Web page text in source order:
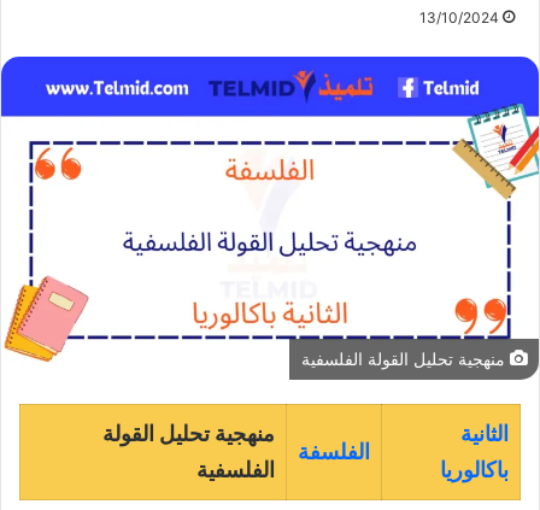
13/10/2024
منهجية تحليل القولة الفلسفية
الثانية
باكالوريا
الفلسفة
منهجية تحليل القولة
الفلسفية